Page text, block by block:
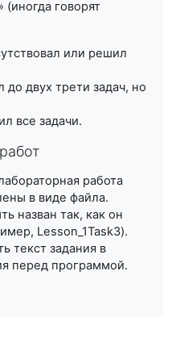
(иногда говорят
или решил
до двух трети задач, но
все задачи.
работа
в виде файла.
назван так, как он
Lesson_1Task3).
текст задания в
перед программой.